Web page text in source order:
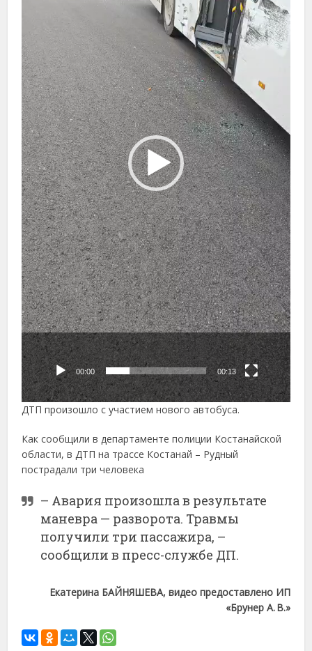
00:00 00:13
ДТП произошло с участием нового автобуса.
Как сообщили в департаменте полиции Костанайской
области, в ДТП на трассе Костанай – Рудный
пострадали три человека
– Авария произошла в результате
маневра — разворота. Травмы
получили три пассажира, –
сообщили в пресс-службе ДП.
Екатерина БАЙНЯШЕВА, видео предоставлено ИП
«Брунер А. В.»